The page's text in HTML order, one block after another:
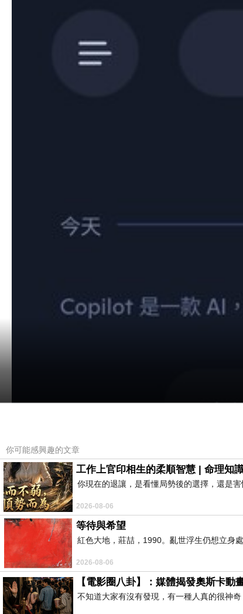
你可能感興趣的文章
工作上官印相生的柔順智慧 | 命理知
你現在的退讓，是看懂局勢後的選擇，還是
2026-08-06
等待與希望
紅色大地，莊喆，1990。亂世浮生仍想立身
2026-08-06
【電影圈八卦】：媒體揭發奧斯卡
不知道大家有沒有發現，有一種人真的很神